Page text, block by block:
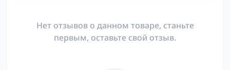
Нет отзывов о данном товаре, станьте
первым, оставьте свой отзыв.